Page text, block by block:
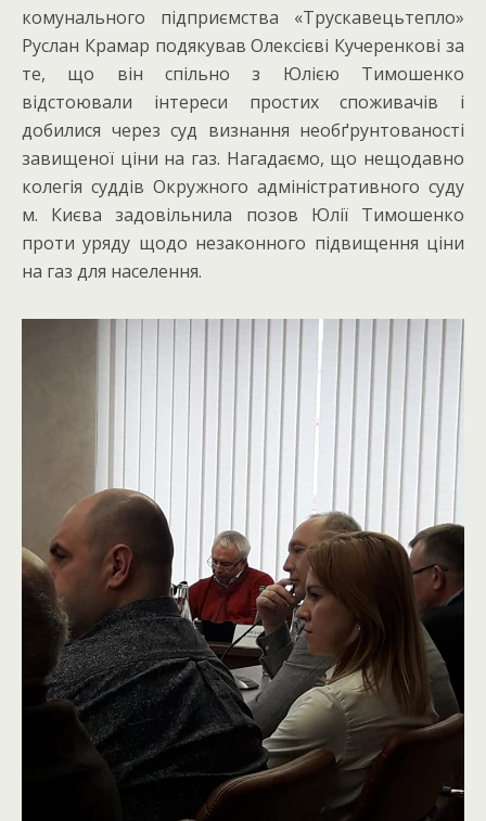
комунального підприємства «Трускавецьтепло»
Руслан Крамар подякував Олексієві Кучеренкові за
те, що він спільно з Юлією Тимошенко
відстоювали інтереси простих споживачів і
добилися через суд визнання необґрунтованості
завищеної ціни на газ. Нагадаємо, що нещодавно
колегія суддів Окружного адміністративного суду
м. Києва задовільнила позов Юлії Тимошенко
проти уряду щодо незаконного підвищення ціни
на газ для населення.